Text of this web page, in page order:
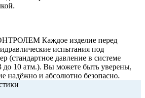
Каждое изделие перед
испытания под
(стандартное давление в системе
до 10 атм.). Вы можете быть уверены,
надёжно и абсолютно безопасно.